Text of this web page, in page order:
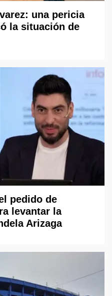
una pericia
la situación de
pedido de
levantar la
Arizaga